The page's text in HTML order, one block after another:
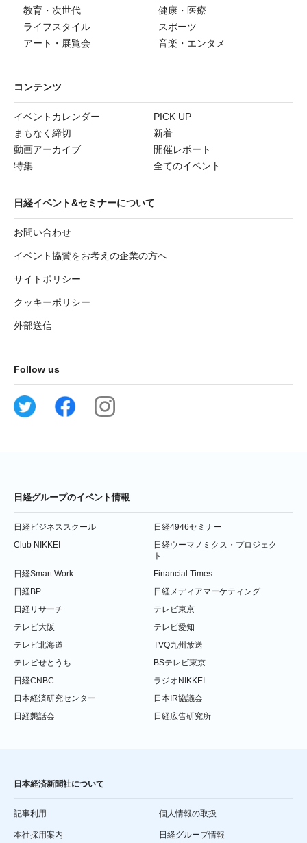
教育・次世代
健康・医療
ライフスタイル
スポーツ
アート・展覧会
音楽・エンタメ
コンテンツ
イベントカレンダー
PICK UP
まもなく締切
新着
動画アーカイブ
開催レポート
特集
全てのイベント
日経イベント&セミナーについて
お問い合わせ
イベント協賛をお考えの企業の方へ
サイトポリシー
クッキーポリシー
外部送信
Follow us
日経グループのイベント情報
日経ビジネススクール
日経4946セミナー
Club NIKKEI
日経ウーマノミクス・プロジェク
ト
日経Smart Work
Financial Times
日経BP
日経メディアマーケティング
日経リサーチ
テレビ東京
テレビ大阪
テレビ愛知
テレビ北海道
TVQ九州放送
テレビせとうち
BSテレビ東京
日経CNBC
ラジオNIKKEI
日本経済研究センター
日本IR協議会
日経懇話会
日経広告研究所
日本経済新聞社について
記事利用 個人情報の取扱
本社採用案内 日経グループ情報